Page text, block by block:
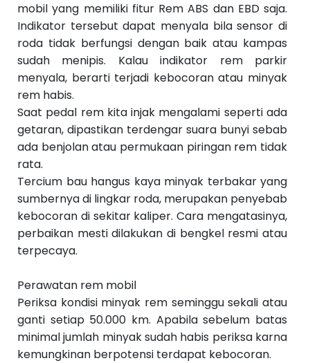
mobil yang memiliki fitur Rem ABS dan EBD saja.
Indikator tersebut dapat menyala bila sensor di
roda tidak berfungsi dengan baik atau kampas
sudah menipis. Kalau indikator rem parkir
menyala, berarti terjadi kebocoran atau minyak
rem habis.
Saat pedal rem kita injak mengalami seperti ada
getaran, dipastikan terdengar suara bunyi sebab
ada benjolan atau permukaan piringan rem tidak
rata.
Tercium bau hangus kaya minyak terbakar yang
sumbernya di lingkar roda, merupakan penyebab
kebocoran di sekitar kaliper. Cara mengatasinya,
perbaikan mesti dilakukan di bengkel resmi atau
terpecaya.
Perawatan rem mobil
Periksa kondisi minyak rem seminggu sekali atau
ganti setiap 50.000 km. Apabila sebelum batas
minimal jumlah minyak sudah habis periksa karna
kemungkinan berpotensi terdapat kebocoran.